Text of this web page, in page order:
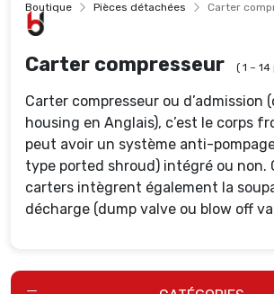
Boutique Pièces détachées Carter
Carter compresseur ( 1 –
Carter compresseur ou d’admission
housing en Anglais), c’est le corps
peut avoir un système anti-
type ported shroud) intégré ou non.
carters intègrent également la
décharge (dump valve ou blow off